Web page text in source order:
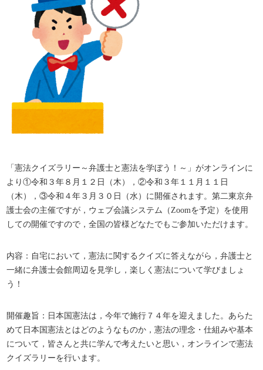
「憲法クイズラリー～弁護士と憲法を学ぼう！～」がオンラインに
より①令和３年８月１２日（木），②令和３年１１月１１日
（木），③令和４年３月３０日（水）に開催されます。第二東京弁
護士会の主催ですが，ウェブ会議システム（Zoomを予定）を使用
しての開催ですので，全国の皆様どなたでもご参加いただけます。
内容：自宅において，憲法に関するクイズに答えながら，弁護士と
一緒に弁護士会館周辺を見学し，楽しく憲法について学びましょ
う！
開催趣旨：日本国憲法は，今年で施行７４年を迎えました。あらた
めて日本国憲法とはどのようなものか，憲法の理念・仕組みや基本
について，皆さんと共に学んで考えたいと思い，オンラインで憲法
クイズラリーを行います。